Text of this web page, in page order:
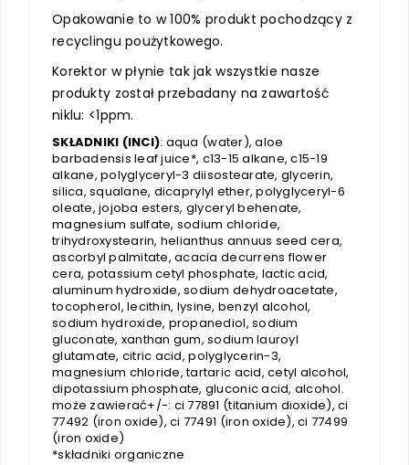
Opakowanie to w 100% produkt pochodzący z
recyclingu poużytkowego.
Korektor w płynie tak jak wszystkie nasze
produkty został przebadany na zawartość
niklu: <1ppm.
SKŁADNIKI (INCI): aqua (water), aloe
barbadensis leaf juice*, c13-15 alkane, c15-19
alkane, polyglyceryl-3 diisostearate, glycerin,
silica, squalane, dicaprylyl ether, polyglyceryl-6
oleate, jojoba esters, glyceryl behenate,
magnesium sulfate, sodium chloride,
trihydroxystearin, helianthus annuus seed cera,
ascorbyl palmitate, acacia decurrens flower
cera, potassium cetyl phosphate, lactic acid,
aluminum hydroxide, sodium dehydroacetate,
tocopherol, lecithin, lysine, benzyl alcohol,
sodium hydroxide, propanediol, sodium
gluconate, xanthan gum, sodium lauroyl
glutamate, citric acid, polyglycerin-3,
magnesium chloride, tartaric acid, cetyl alcohol,
dipotassium phosphate, gluconic acid, alcohol.
może zawierać+/-: ci 77891 (titanium dioxide), ci
77492 (iron oxide), ci 77491 (iron oxide), ci 77499
(iron oxide)
*składniki organiczne